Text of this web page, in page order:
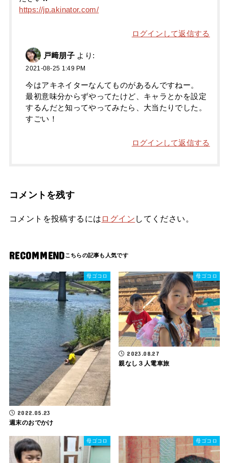
https://jp.akinator.com/
ログインして返信する
戸﨑朋子 より:
2021-08-25 1:49 PM
今はアキネイターなんてものがあるんですねー。
最初意味分からずやってたけど、キャラとかを設定
するんだと知ってやってみたら、大当たりでした。
すごい！
ログインして返信する
コメントを残す
コメントを投稿するには ログイン してください。
RECOMMEND
母ゴコロ
2022.05.23
週末のおでかけ
母ゴコロ
2023.08.27
親なし３人電車旅
母ゴコロ 母ゴコロ